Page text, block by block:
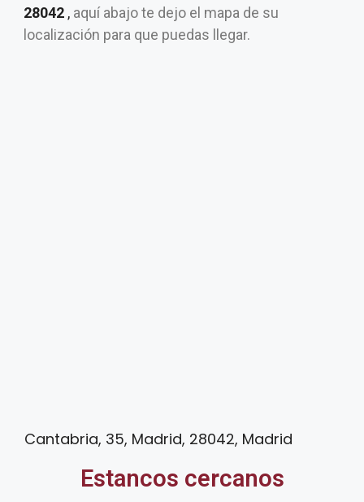
28042 , aquí abajo te dejo el mapa de su
localización para que puedas llegar.
Cantabria, 35, Madrid, 28042, Madrid
Estancos cercanos